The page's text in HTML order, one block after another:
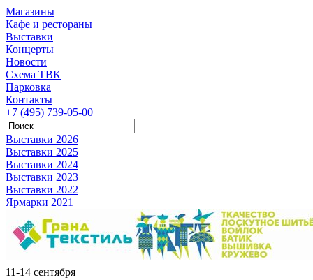
Магазины
Кафе и рестораны
Выставки
Концерты
Новости
Схема ТВК
Парковка
Контакты
+7 (495) 739-05-00
Выставки 2026
Выставки 2025
Выставки 2024
Выставки 2023
Выставки 2022
Ярмарки 2021
11-14 сентября